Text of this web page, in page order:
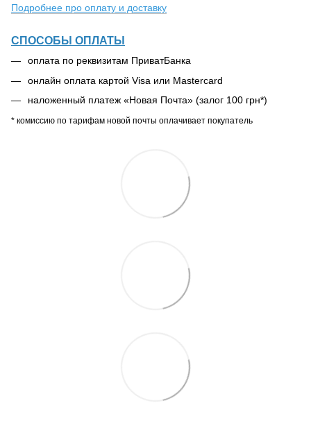
Подробнее про оплату и доставку
СПОСОБЫ ОПЛАТЫ
оплата по реквизитам ПриватБанка
онлайн оплата картой Visa или Mastercard
наложенный платеж «Новая Почта» (залог 100 грн*)
* комиссию по тарифам новой почты оплачивает покупатель